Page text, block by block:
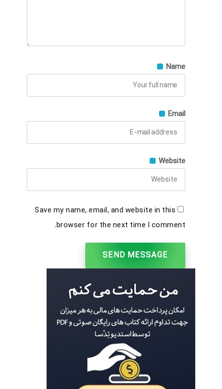
Name
Email
Website
Save my name, email, and website in this
browser for the next time I comment.